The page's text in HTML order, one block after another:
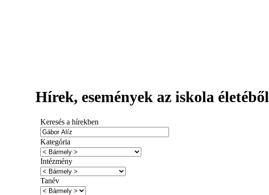
Hírek, események az iskola életéből
Keresés a hírekben
Kategória
Intézmény
Tanév